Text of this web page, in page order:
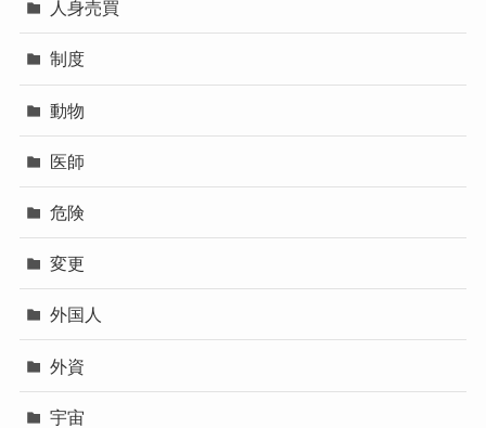
人身売買
制度
動物
医師
危険
変更
外国人
外資
宇宙